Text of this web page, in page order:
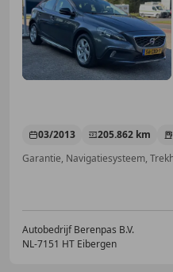
03/2013 205.862 km
Autobedrijf Berenpas B.V.
NL-7151 HT Eibergen